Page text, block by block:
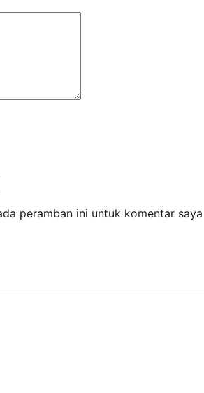
peramban ini untuk komentar saya